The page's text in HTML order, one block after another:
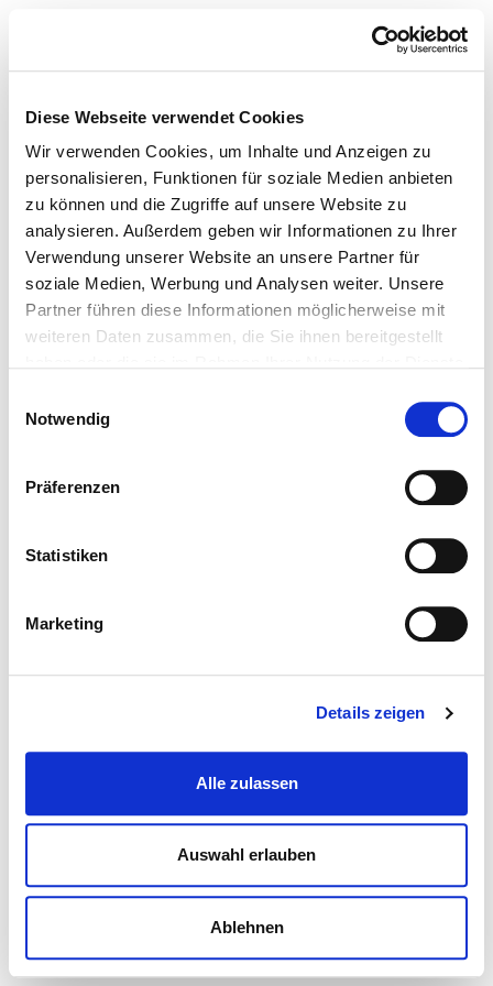
Diese Webseite verwendet Cookies
Wir verwenden Cookies, um Inhalte und Anzeigen zu
personalisieren, Funktionen für soziale Medien anbieten
zu können und die Zugriffe auf unsere Website zu
analysieren. Außerdem geben wir Informationen zu Ihrer
Verwendung unserer Website an unsere Partner für
soziale Medien, Werbung und Analysen weiter. Unsere
Partner führen diese Informationen möglicherweise mit
weiteren Daten zusammen, die Sie ihnen bereitgestellt
Notwendig
Präferenzen
Statistiken
Marketing
Details zeigen
Alle zulassen
Auswahl erlauben
Ablehnen